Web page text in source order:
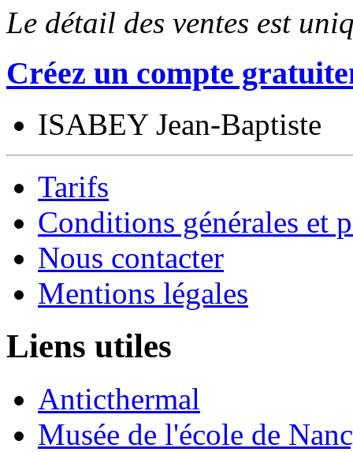
Le détail des ventes est
Créez un compte
ISABEY Jean-Baptiste
Tarifs
Conditions générales et
Nous contacter
Mentions légales
Liens utiles
Anticthermal
Musée de l'école de